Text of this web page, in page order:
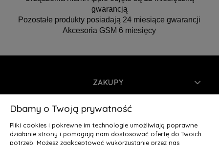
gwarancją
Pozostałe produkty posiadają 24 miesiące gwarancji
Akcesoria GSM 6 miesięcy
ZAKUPY
INFORMACJE
MOJE KONTO
Dbamy o Twoją prywatność
Pliki cookies i pokrewne im technologie umożliwiają poprawne
działanie strony i pomagają nam dostosować ofertę do Twoich
potrzeb. Możesz zaakceptować wykorzystanie przez nas